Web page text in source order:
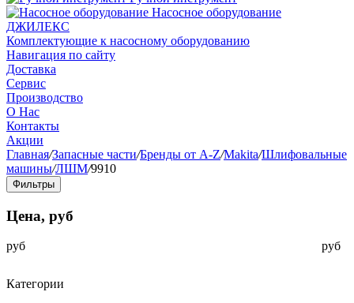
Насосное оборудование
ДЖИЛЕКС
Комплектующие к насосному оборудованию
Навигация по сайту
Доставка
Сервис
Производство
О Нас
Контакты
Акции
Главная/Запасные части/Бренды от A-Z/Makita/Шлифовальные
машины/ЛШМ/9910
Фильтры
Цена, руб
руб руб
Категории